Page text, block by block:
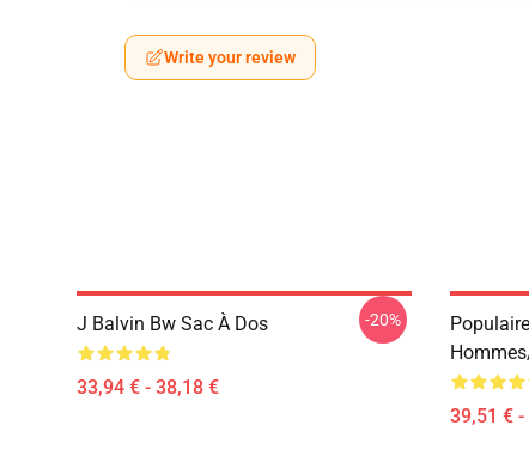
Write your review
J Balvin Bw Sac À Dos
33,94 € - 38,18 €
-20%
39,51 €